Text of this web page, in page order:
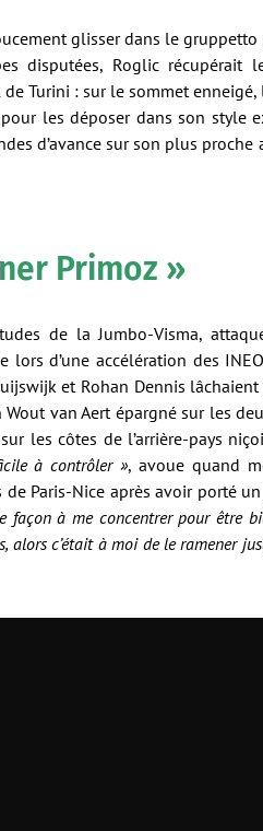
glisser dans le gruppetto
disputées, Roglic récupérait
Turini : sur le sommet
les déposer dans son style
d’avance sur son plus proche
Primoz »
de la Jumbo-Visma,
d’une accélération des
et Rohan Dennis
van Aert épargné sur les
les côtes de l’arrière-pays
à contrôler », avoue quand
Paris-Nice après avoir porté
à me concentrer pour être
c’était à moi de le ramener